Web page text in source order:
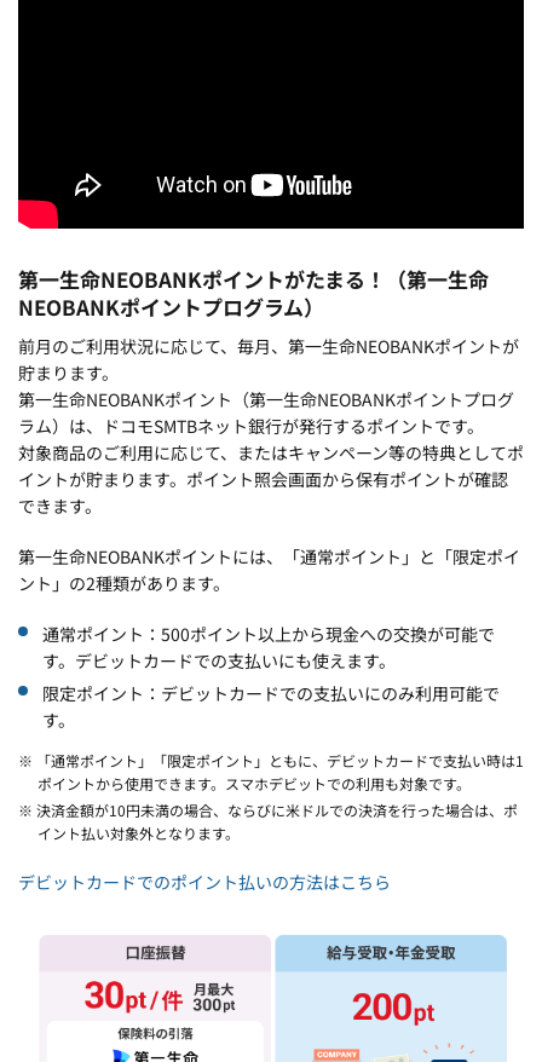
第一生命NEOBANKポイントがたまる！（第一生命
NEOBANKポイントプログラム）
前月のご利用状況に応じて、毎月、第一生命NEOBANKポイントが
貯まります。
第一生命NEOBANKポイント（第一生命NEOBANKポイントプログ
ラム）は、ドコモSMTBネット銀行が発行するポイントです。
対象商品のご利用に応じて、またはキャンペーン等の特典としてポ
イントが貯まります。ポイント照会画面から保有ポイントが確認
できます。
第一生命NEOBANKポイントには、「通常ポイント」と「限定ポイ
ント」の2種類があります。
通常ポイント：500ポイント以上から現金への交換が可能で
す。デビットカードでの支払いにも使えます。
限定ポイント：デビットカードでの支払いにのみ利用可能で
す。
※ 「通常ポイント」「限定ポイント」ともに、デビットカードで支払い時は1
ポイントから使用できます。スマホデビットでの利用も対象です。
※ 決済金額が10円未満の場合、ならびに米ドルでの決済を行った場合は、ポ
イント払い対象外となります。
デビットカードでのポイント払いの方法はこちら